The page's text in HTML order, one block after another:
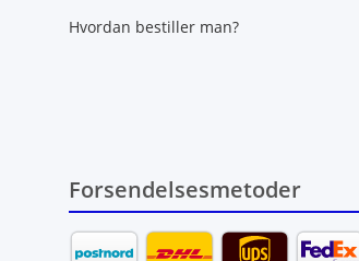
Hvordan bestiller man?
Forsendelsesmetoder